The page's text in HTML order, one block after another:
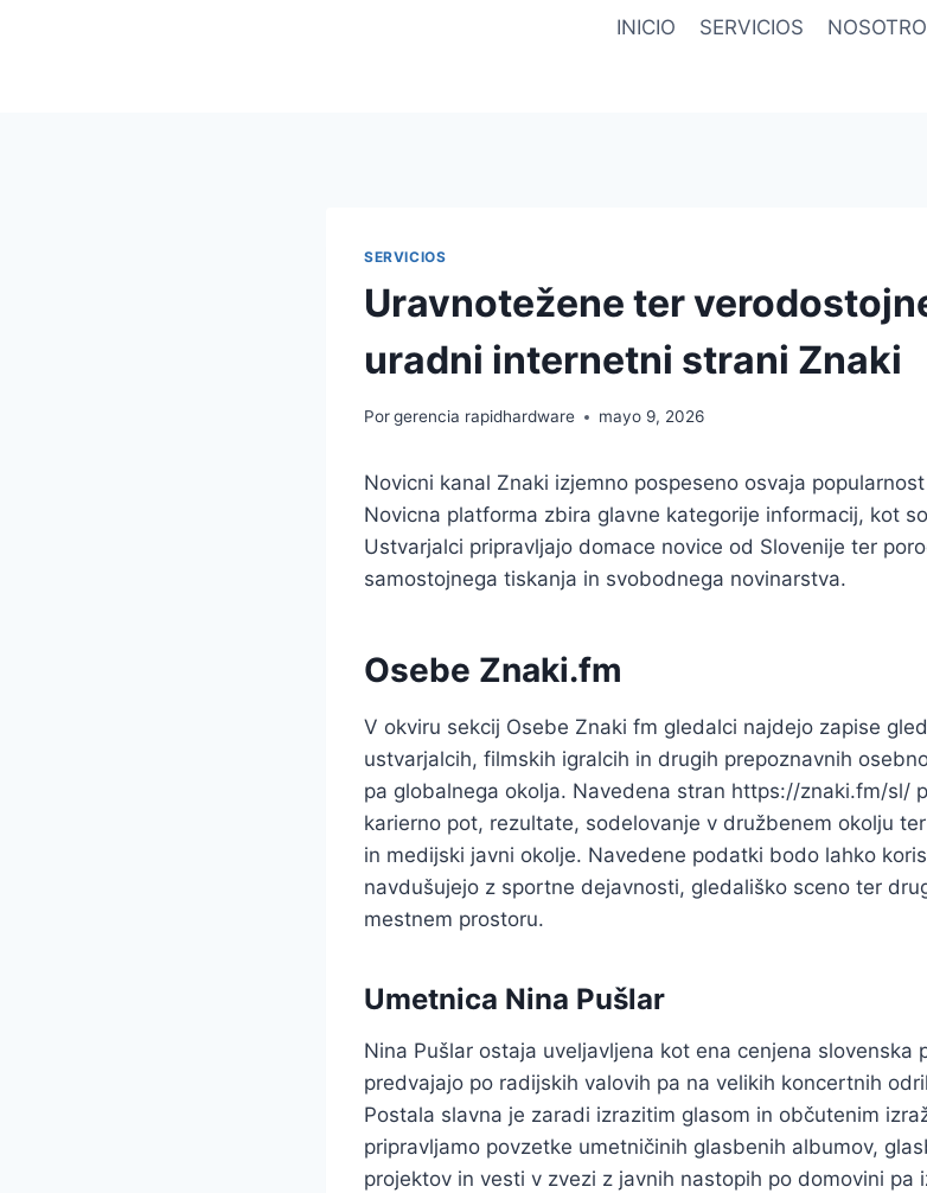
INICIO SERVICIOS
SERVICIOS
Uravnotežene ter
uradni internetni strani Znaki
Porgerencia rapidhardware mayo 9, 2026
Novicni kanal Znaki izjemno pospeseno osvaja
Novicna platforma zbirа glavne kategorije informacij, kot
Ustvarjalci pripravljajo domace novice od Slovenije ter
samostojnega tiskanja in svobodnega novinarstva.
Osebe Znaki.fm
V okviru sekcij Osebe Znaki fm gledalci najdejo zapise
ustvarjalcih, filmskih igralcih in drugih prepoznavnih
pa globalnega okolja. Navedena stran https://znaki.fm/sl/
karierno pot, rezultate, sodelovanje v družbenem okolju
in medijski javni okolje. Navedene podatki bodo lahko
navdušujejo z sportne dejavnosti, gledališko sceno ter
mestnem prostoru.
Umetnica Nina Pušlar
Nina Pušlar ostaja uveljavljena kot ena cenjena slovenska
predvajajo po radijskih valovih pa na velikih koncertnih
Postala slavna je zaradi izrazitim glasom in občutenim
pripravljamo povzetke umetničinih glasbenih albumov,
projektov in vesti v zvezi z javnih nastopih po domovini pa